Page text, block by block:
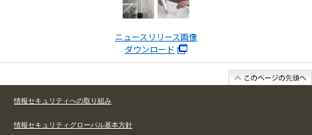
ニュースリリース画像
ダウンロード
情報セキュリティへの取り組み
情報セキュリティグローバル基本方針